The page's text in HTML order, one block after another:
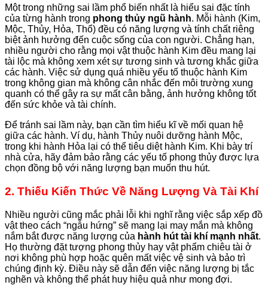
Một trong những sai lầm phổ biến nhất là hiểu sai đặc tính
của từng hành trong phong thủy ngũ hành. Mỗi hành (Kim,
Mộc, Thủy, Hỏa, Thổ) đều có năng lượng và tính chất riêng
biệt ảnh hưởng đến cuộc sống của con người. Chẳng hạn,
nhiều người cho rằng mọi vật thuộc hành Kim đều mang lại
tài lộc mà không xem xét sự tương sinh và tương khắc giữa
các hành. Việc sử dụng quá nhiều yếu tố thuộc hành Kim
trong không gian mà không cân nhắc đến môi trường xung
quanh có thể gây ra sự mất cân bằng, ảnh hưởng không tốt
đến sức khỏe và tài chính.
Để tránh sai lầm này, bạn cần tìm hiểu kĩ về mối quan hệ
giữa các hành. Ví dụ, hành Thủy nuôi dưỡng hành Mộc,
trong khi hành Hỏa lại có thể tiêu diệt hành Kim. Khi bày trí
nhà cửa, hãy đảm bảo rằng các yếu tố phong thủy được lựa
chọn đồng bộ với năng lượng bạn muốn thu hút.
2. Thiếu Kiến Thức Về Năng Lượng Và Tài Khí
Nhiều người cũng mắc phải lỗi khi nghĩ rằng việc sắp xếp đồ
vật theo cách “ngẫu hứng” sẽ mang lại may mắn mà không
nắm bắt được năng lượng của hành hút tài khí mạnh nhất.
Họ thường đặt tượng phong thủy hay vật phẩm chiêu tài ở
nơi không phù hợp hoặc quên mất việc vệ sinh và bảo trì
chúng định kỳ. Điều này sẽ dẫn đến việc năng lượng bị tắc
nghẽn và không thể phát huy hiệu quả như mong đợi.